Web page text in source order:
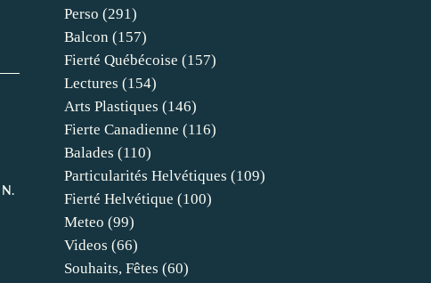
N.
Perso (291)
Balcon (157)
Fierté Québécoise (157)
Lectures (154)
Arts Plastiques (146)
Fierte Canadienne (116)
Balades (110)
Particularités Helvétiques (109)
Fierté Helvétique (100)
Meteo (99)
Videos (66)
Souhaits, Fêtes (60)